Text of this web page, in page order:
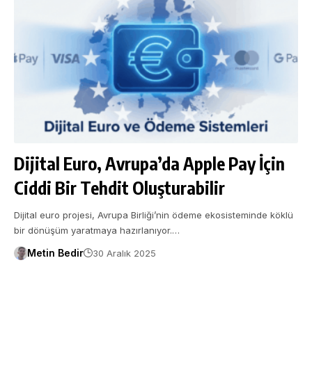
Dijital Euro, Avrupa’da Apple Pay İçin
Ciddi Bir Tehdit Oluşturabilir
Dijital euro projesi, Avrupa Birliği’nin ödeme ekosisteminde köklü
bir dönüşüm yaratmaya hazırlanıyor.…
Metin Bedir 30 Aralık 2025